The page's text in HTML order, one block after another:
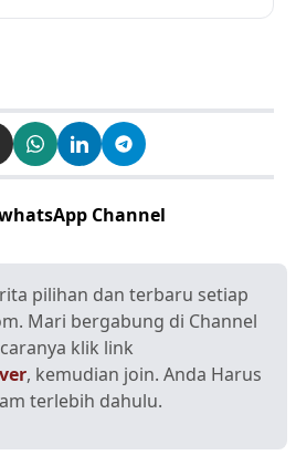
Channel
pilihan dan terbaru setiap
Mari bergabung di Channel
klik link
, kemudian join. Anda Harus
terlebih dahulu.